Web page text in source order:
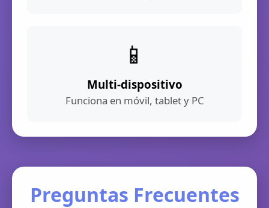
📱
Multi-dispositivo
Funciona en móvil, tablet y PC
Preguntas Frecuentes